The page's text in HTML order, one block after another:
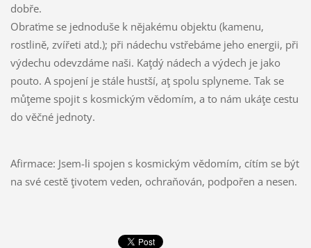
dobře.
Obraťme se jednoduše k nějakému objektu (kamenu,
rostlině, zvířeti atd.); při nádechu vstřebáme jeho energii, při
výdechu odevzdáme naši. Kaţdý nádech a výdech je jako
pouto. A spojení je stále hustší, aţ spolu splyneme. Tak se
můţeme spojit s kosmickým vědomím, a to nám ukáţe cestu
do věčné jednoty.
Afirmace: Jsem-li spojen s kosmickým vědomím, cítím se být
na své cestě ţivotem veden, ochraňován, podpořen a nesen.